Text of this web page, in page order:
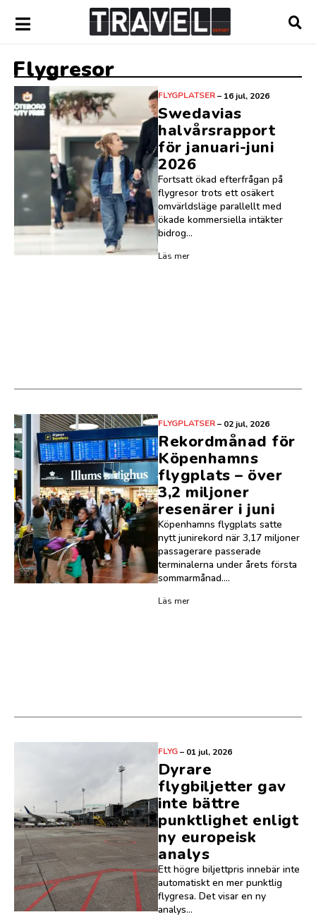
Flygresor
FLYGPLATSER– 16 jul, 2026
Swedavias
halvårsrapport
för januari-juni
2026
Fortsatt ökad efterfrågan på
flygresor trots ett osäkert
omvärldsläge parallellt med
ökade kommersiella intäkter
bidrog...
Läs mer
FLYGPLATSER– 02 jul, 2026
Rekordmånad för
Köpenhamns
flygplats – över
3,2 miljoner
resenärer i juni
Köpenhamns flygplats satte
nytt junirekord när 3,17 miljoner
passagerare passerade
terminalerna under årets första
sommarmånad....
Läs mer
FLYG– 01 jul, 2026
Dyrare
flygbiljetter gav
inte bättre
punktlighet enligt
ny europeisk
analys
Ett högre biljettpris innebär inte
automatiskt en mer punktlig
flygresa. Det visar en ny
analys...